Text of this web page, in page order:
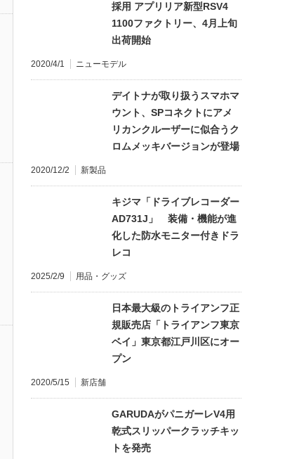
採用 アプリリア新型RSV4
1100ファクトリー、4月上旬
出荷開始
2020/4/1 ニューモデル
デイトナが取り扱うスマホマ
ウント、SPコネクトにアメ
リカンクルーザーに似合うク
ロムメッキバージョンが登場
2020/12/2 新製品
キジマ「ドライブレコーダー
AD731J」 装備・機能が進
化した防水モニター付きドラ
レコ
2025/2/9 用品・グッズ
日本最大級のトライアンフ正
規販売店「トライアンフ東京
ベイ」東京都江戸川区にオー
プン
2020/5/15 新店舗
GARUDAがパニガーレV4用
乾式スリッパークラッチキッ
トを発売